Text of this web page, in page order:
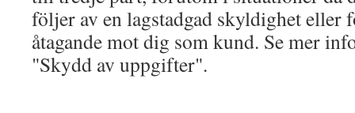
följer av en lagstadgad skyldighet eller
åtagande mot dig som kund. Se mer
"Skydd av uppgifter".